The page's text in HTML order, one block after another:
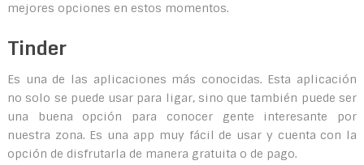
mejores opciones en estos momentos.
Tinder
Es una de las aplicaciones más conocidas. Esta aplicación
no solo se puede usar para ligar, sino que también puede ser
una buena opción para conocer gente interesante por
nuestra zona. Es una app muy fácil de usar y cuenta con la
opción de disfrutarla de manera gratuita o de pago.